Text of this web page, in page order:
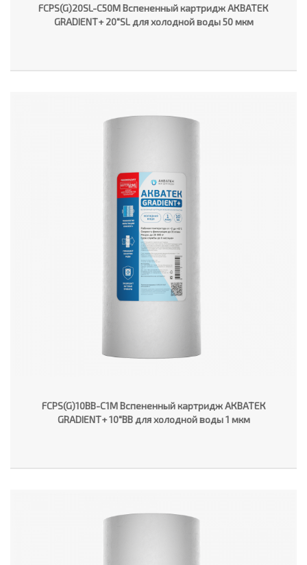
FCPS(G)20SL-C50M Вспененный картридж АКВАТЕК
GRADIENT+ 20"SL для холодной воды 50 мкм
FCPS(G)10BB-C1M Вспененный картридж АКВАТЕК
GRADIENT+ 10"ВВ для холодной воды 1 мкм